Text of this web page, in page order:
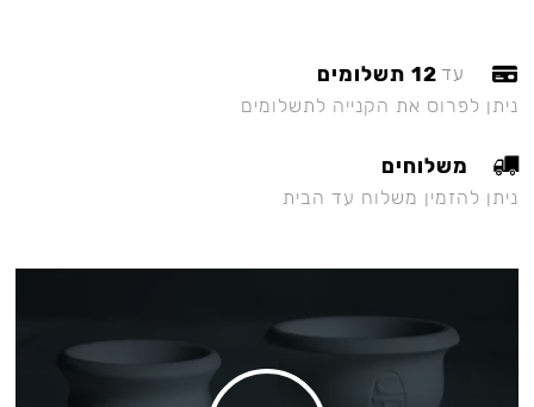
עד 12 תשלומים
ניתן לפרוס את הקנייה לתשלומים
משלוחים
ניתן להזמין משלוח עד הבית